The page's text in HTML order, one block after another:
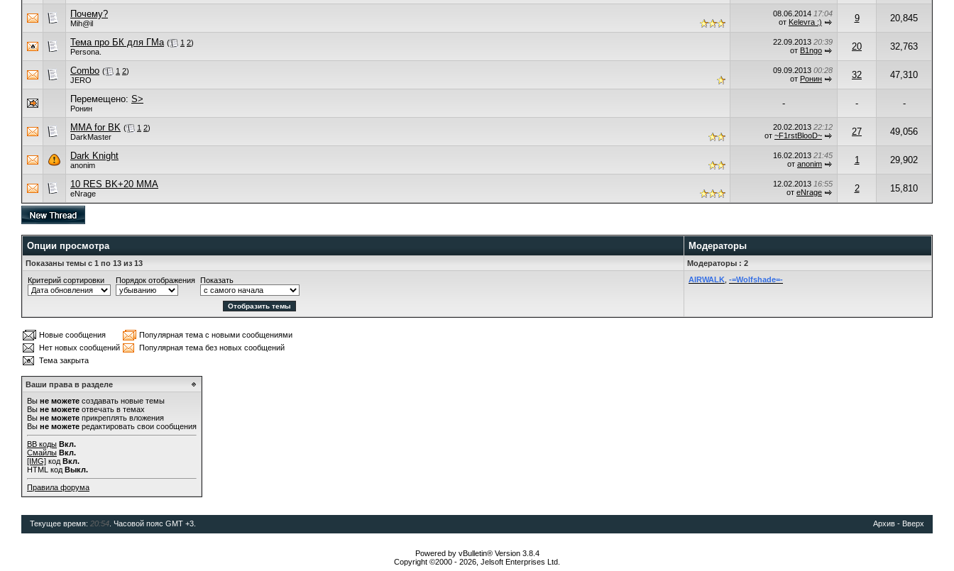
Почему?
Mih@il
08.06.2014 17:04
от Kelevra :) 9 20,845
Teма про БК для ГМа ( 1 2)
Persona.
22.09.2013 20:39
от B1ngo 20 32,763
Combo ( 1 2)
JERO
09.09.2013 00:28
от Ронин 32 47,310
Перемещено: S>
Ронин - - -
MMA for BK ( 1 2)
DarkMaster
20.02.2013 22:12
от ~F1rstBlooD~ 27 49,056
Dark Knight
anonim
16.02.2013 21:45
от anonim 1 29,902
10 RES BK+20 MMA
eNrage
12.02.2013 16:55
от eNrage 2 15,810
Опции просмотра Модераторы
Показаны темы с 1 по 13 из 13
Модераторы : 2
Критерий сортировки
Порядок отображения Показать AIRWALK -=Wolfshade=-
Новые сообщения
Популярная тема с новыми сообщениями
Нет новых сообщений
Популярная тема без новых сообщений
Тема закрыта
Ваши права в разделе
Вы не можете создавать новые темы
Вы не можете отвечать в темах
Вы не можете прикреплять вложения
Вы не можете редактировать свои сообщения
BB коды Вкл.
Смайлы Вкл.
[IMG] код Вкл.
HTML код Выкл.
Правила форума
Текущее время: 20:54 . Часовой пояс GMT +3. Архив - Вверх
Powered by vBulletin® Version 3.8.4
Copyright ©2000 - 2026, Jelsoft Enterprises Ltd.